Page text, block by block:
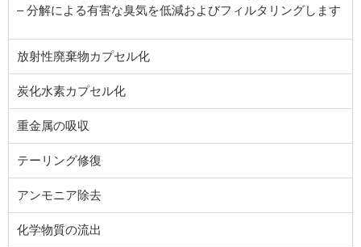
– 分解による有害な臭気を低減およびフィルタリングします
放射性廃棄物カプセル化
炭化水素カプセル化
重金属の吸収
テーリング修復
アンモニア除去
化学物質の流出